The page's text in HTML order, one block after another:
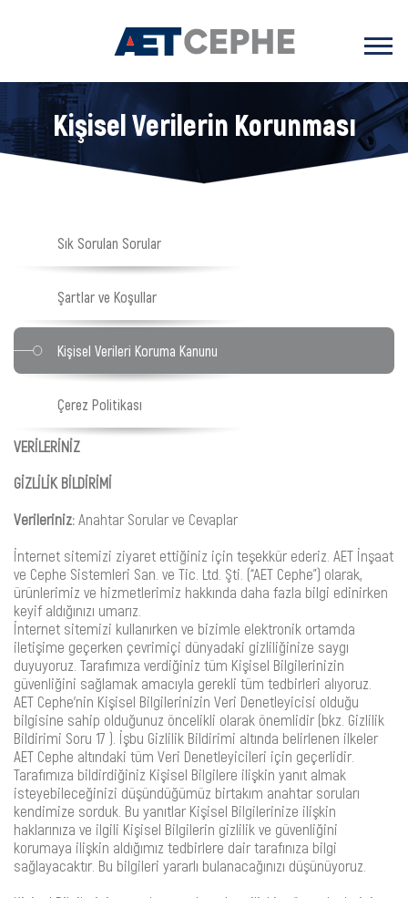
Kişisel Verilerin Korunması
Sık Sorulan Sorular
Şartlar ve Koşullar
Kişisel Verileri Koruma Kanunu
Çerez Politikası
VERİLERİNİZ
GİZLİLİK BİLDİRİMİ
Verileriniz: Anahtar Sorular ve Cevaplar
İnternet sitemizi ziyaret ettiğiniz için teşekkür ederiz. AET İnşaat
ve Cephe Sistemleri San. ve Tic. Ltd. Şti. (“AET Cephe”) olarak,
ürünlerimiz ve hizmetlerimiz hakkında daha fazla bilgi edinirken
keyif aldığınızı umarız.
İnternet sitemizi kullanırken ve bizimle elektronik ortamda
iletişime geçerken çevrimiçi dünyadaki gizliliğinize saygı
duyuyoruz. Tarafımıza verdiğiniz tüm Kişisel Bilgilerinizin
güvenliğini sağlamak amacıyla gerekli tüm tedbirleri alıyoruz.
AET Cephe’nin Kişisel Bilgilerinizin Veri Denetleyicisi olduğu
bilgisine sahip olduğunuz öncelikli olarak önemlidir (bkz. Gizlilik
Bildirimi Soru 17 ). İşbu Gizlilik Bildirimi altında belirlenen ilkeler
AET Cephe altındaki tüm Veri Denetleyicileri için geçerlidir.
Tarafımıza bildirdiğiniz Kişisel Bilgilere ilişkin yanıt almak
isteyebileceğinizi düşündüğümüz birtakım anahtar soruları
kendimize sorduk. Bu yanıtlar Kişisel Bilgilerinize ilişkin
haklarınıza ve ilgili Kişisel Bilgilerin gizlilik ve güvenliğini
korumaya ilişkin aldığımız tedbirlere dair tarafınıza bilgi
sağlayacaktır. Bu bilgileri yararlı bulanacağınızı düşünüyoruz.